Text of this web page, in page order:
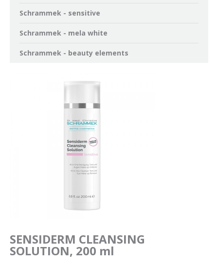
Schrammek - sensitive
Schrammek - mela white
Schrammek - beauty elements
SENSIDERM CLEANSING
SOLUTION, 200 ml